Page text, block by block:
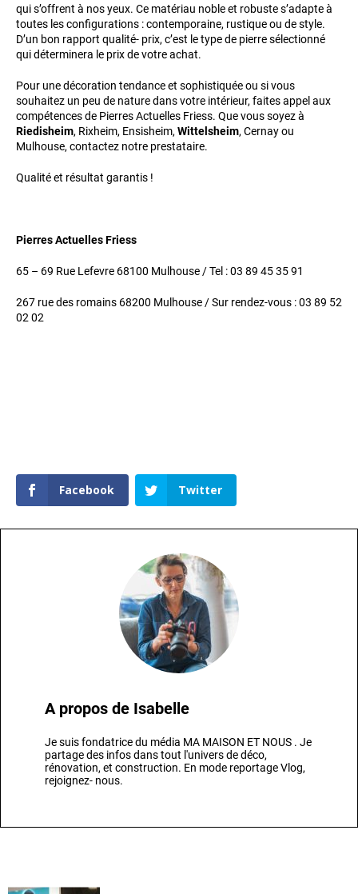
qui s’offrent à nos yeux. Ce matériau noble et robuste s’adapte à
toutes les configurations : contemporaine, rustique ou de style.
D’un bon rapport qualité- prix, c’est le type de pierre sélectionné
qui déterminera le prix de votre achat.
Pour une décoration tendance et sophistiquée ou si vous
souhaitez un peu de nature dans votre intérieur, faites appel aux
compétences de Pierres Actuelles Friess. Que vous soyez à
Riedisheim, Rixheim, Ensisheim, Wittelsheim, Cernay ou
Mulhouse, contactez notre prestataire.
Qualité et résultat garantis !
Pierres Actuelles Friess
65 – 69 Rue Lefevre 68100 Mulhouse / Tel : 03 89 45 35 91
267 rue des romains 68200 Mulhouse / Sur rendez-vous : 03 89 52
02 02
Facebook Twitter
A propos de Isabelle
Je suis fondatrice du média MA MAISON ET NOUS . Je
partage des infos dans tout l'univers de déco,
rénovation, et construction. En mode reportage Vlog,
rejoignez- nous.